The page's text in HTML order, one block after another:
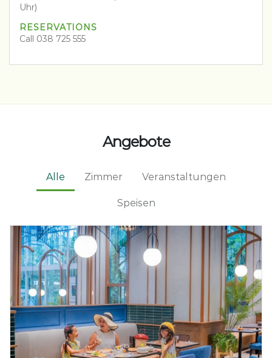
Uhr)
RESERVATIONS
Call 038 725 555
Angebote
Alle Zimmer Veranstaltungen
Speisen